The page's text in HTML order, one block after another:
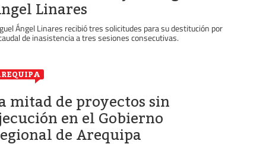
Linares
Ángel Linares recibió tres solicitudes para su destitución por
de inasistencia a tres sesiones consecutivas.
mitad de proyectos sin
en el Gobierno
de Arequipa